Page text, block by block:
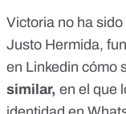
Victoria no ha
Justo Hermida,
en Linkedin cómo
similar, en el que